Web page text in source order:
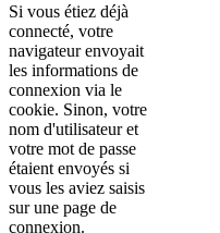
Si vous étiez déjà
connecté, votre
navigateur envoyait
les informations de
connexion via le
cookie. Sinon, votre
nom d'utilisateur et
votre mot de passe
étaient envoyés si
vous les aviez saisis
sur une page de
connexion.